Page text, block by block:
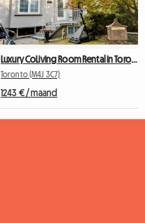
Luxury CoLiving Room Rental in Toronto
Toronto (M4J 3C7)
1243 € / maand